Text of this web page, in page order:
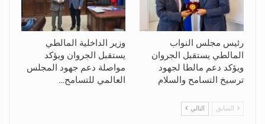
رئيس مجلس النواب
المالطي يستقبل الجروان
ويؤكد دعم مالطا لجهود
ترسيخ التسامح والسلام
وزير الداخلية المالطي
يستقبل الجروان ويؤكد
مواصلة دعم جهود المجلس
العالمي للتسامح…
السابق التالي